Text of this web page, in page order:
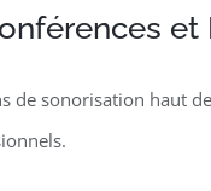
et
de sonorisation haut